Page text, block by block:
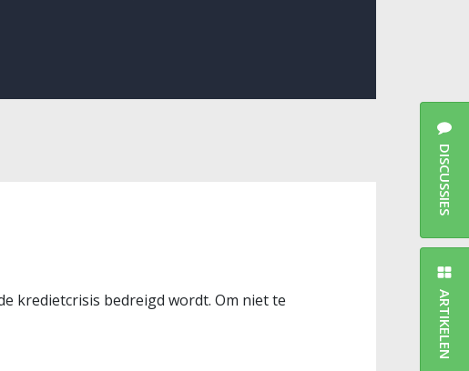
kredietcrisis bedreigd wordt. Om niet te
DISCUSSIES
ARTIKELEN